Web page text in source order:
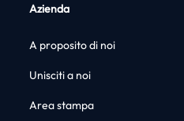
Azienda
A proposito di noi
Unisciti a noi
Area stampa